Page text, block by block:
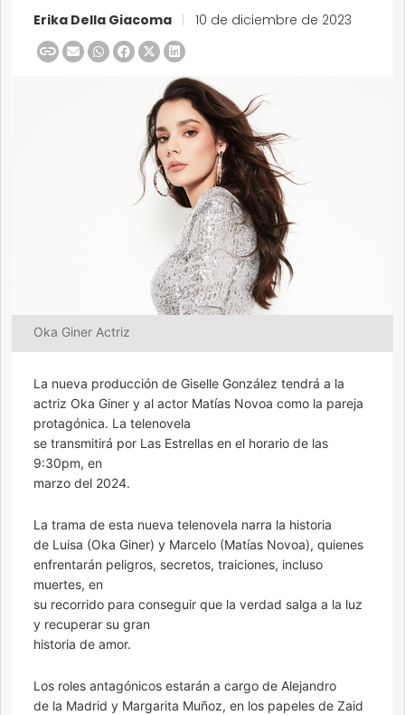
Erika Della Giacoma 10 de diciembre de 2023
Oka Giner Actriz
La nueva producción de Giselle González tendrá a la
actriz Oka Giner y al actor Matías Novoa como la pareja
protagónica. La telenovela
se transmitirá por Las Estrellas en el horario de las
9:30pm, en
marzo del 2024.
La trama de esta nueva telenovela narra la historia
de Luisa (Oka Giner) y Marcelo (Matías Novoa), quienes
enfrentarán peligros, secretos, traiciones, incluso
muertes, en
su recorrido para conseguir que la verdad salga a la luz
y recuperar su gran
historia de amor.
Los roles antagónicos estarán a cargo de Alejandro
de la Madrid y Margarita Muñoz, en los papeles de Zaid